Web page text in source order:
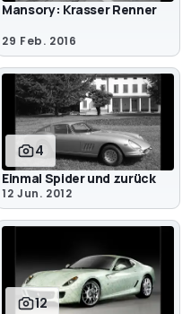
Mansory: Krasser Renner
29 Feb. 2016
4
Einmal Spider und zurück
12 Jun. 2012
12